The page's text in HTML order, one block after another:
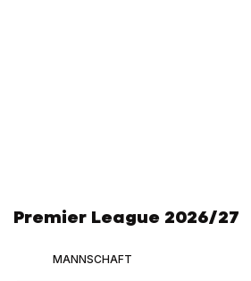
Premier League 2026/27
MANNSCHAFT